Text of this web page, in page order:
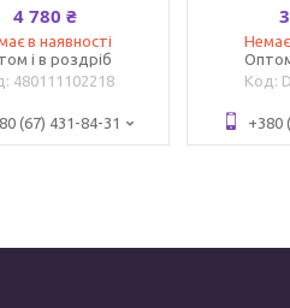
4 780 ₴
в наявності
і в роздріб
480111102218
(67) 431-84-31
Немає
+380